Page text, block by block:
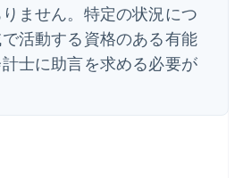
ません。特定の状況につ
活動する資格のある有能
士に助言を求める必要が